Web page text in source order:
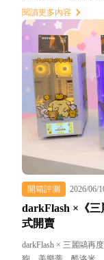
閱讀更多內容
開箱評測 2026/06/
darkFlash ×《
式開賣
darkFlash × 三麗鷗再